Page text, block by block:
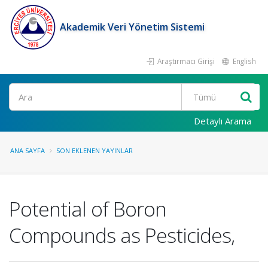
Akademik Veri Yönetim Sistemi
Araştırmacı Girişi English
Ara
Detaylı Arama
ANA SAYFA SON EKLENEN YAYINLAR
Potential of Boron
Compounds as Pesticides,